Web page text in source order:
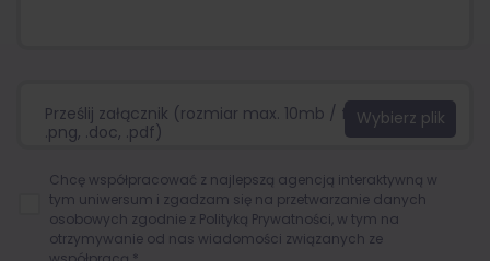
Prześlij załącznik (rozmiar max. 10mb / format:.jpg,
.png, .doc, .pdf)
Chcę współpracować z najlepszą agencją interaktywną w
tym uniwersum i zgadzam się na przetwarzanie danych
osobowych zgodnie z Polityką Prywatności , w tym na
otrzymywanie od nas wiadomości związanych ze